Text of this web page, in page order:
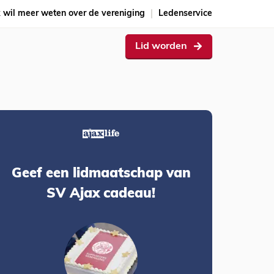
wil meer weten over de vereniging Ledenservice
Lid worden
Geef een lidmaatschap van
SV Ajax cadeau!